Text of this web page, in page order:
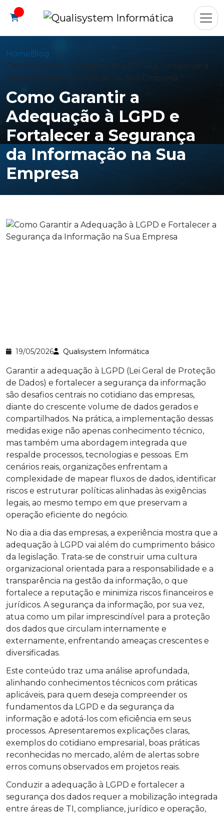
HomeBlog
Como Garantir a Adequação à LGPD e Fortalecer a
Segurança da Informação na Sua Empresa
Como Garantir a
Adequação à LGPD e
Fortalecer a Segurança
da Informação na Sua
Empresa
19/05/2026 Qualisystem Informática
Garantir a adequação à LGPD (Lei Geral de Proteção
de Dados) e fortalecer a segurança da informação
são desafios centrais no cotidiano das empresas,
diante do crescente volume de dados gerados e
compartilhados. Na prática, a implementação dessas
medidas exige não apenas conhecimento técnico,
mas também uma abordagem integrada que
respalde processos, tecnologias e pessoas. Em
cenários reais, organizações enfrentam a
complexidade de mapear fluxos de dados, identificar
riscos e estruturar políticas alinhadas às exigências
legais, ao mesmo tempo em que preservam a
operação eficiente do negócio.
No dia a dia das empresas, a experiência mostra que a
adequação à LGPD vai além do cumprimento básico
da legislação. Trata-se de construir uma cultura
organizacional orientada para a responsabilidade e a
transparência na gestão da informação, o que
fortalece a reputação e minimiza riscos financeiros e
jurídicos. A segurança da informação, por sua vez,
atua como um pilar imprescindível para a proteção
dos dados que circulam internamente e
externamente, enfrentando ameaças crescentes e
diversificadas.
Este conteúdo traz uma análise aprofundada,
alinhando conhecimentos técnicos com práticas
aplicáveis, para quem deseja compreender os
fundamentos da LGPD e da segurança da
informação e adotá-los com eficiência em seus
processos. Apresentaremos explicações claras,
exemplos do cotidiano empresarial, boas práticas
reconhecidas no mercado, além de alertas sobre
erros comuns observados em projetos reais.
Conduzir a adequação à LGPD e fortalecer a
segurança dos dados requer a mobilização integrada
entre áreas de TI, compliance, jurídico e operação,